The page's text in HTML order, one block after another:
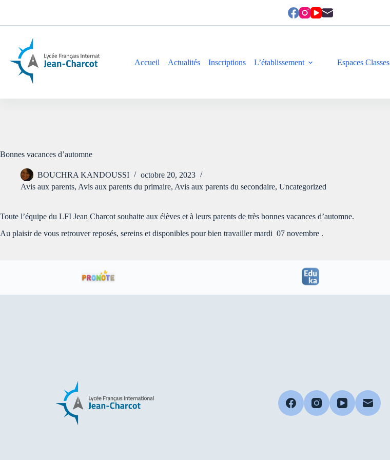
Accueil Actualités Inscriptions L’établissement Espaces Classes
Bonnes vacances d’automne
BOUCHRA KANDOUSSI
octobre 20, 2023
Avis aux parents, Avis aux parents du primaire, Avis aux parents du secondaire, Uncategorized
Toute l’équipe du LFI Jean Charcot souhaite aux élèves et à leurs parents de très bonnes vacances d’automne.
Au plaisir de vous retrouver reposés, sereins et disponibles pour bien travailler mardi 07 novembre .